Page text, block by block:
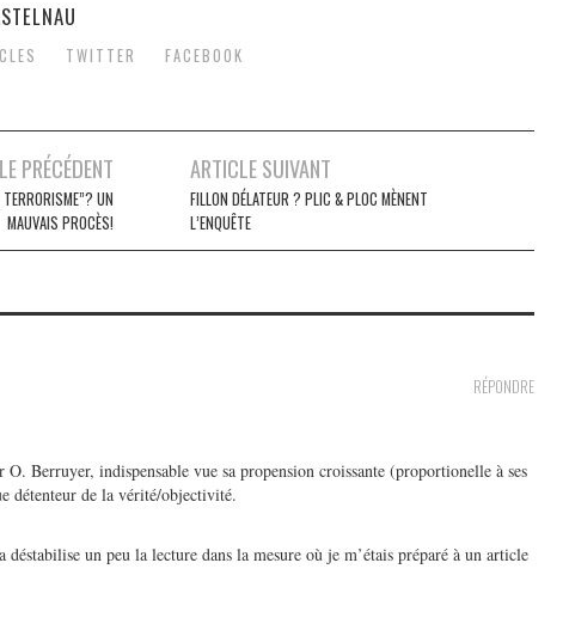
TWITTER FACEBOOK
PRÉCÉDENT
UN
MAUVAIS PROCÈS!
ARTICLE SUIVANT
FILLON DÉLATEUR ? PLIC & PLOC MÈNENT
L’ENQUÊTE
RÉPONDRE
Berruyer, indispensable vue sa propension croissante (proportionelle à ses
détenteur de la vérité/objectivité.
un peu la lecture dans la mesure où je m’étais préparé à un article